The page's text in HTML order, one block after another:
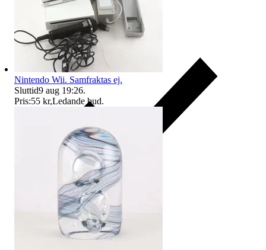
Ersättning om du inte får din vara
Nintendo Wii. Samfraktas ej.
Sluttid9 aug 19:26.
Pris:55 kr,Ledande bud.